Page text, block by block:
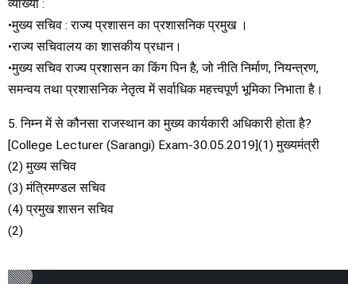
व्याख्या :
•मुख्य सचिव : राज्य प्रशासन का प्रशासनिक प्रमुख ।
•राज्य सचिवालय का शासकीय प्रधान।
•मुख्य सचिव राज्य प्रशासन का किंग पिन है, जो नीति निर्माण, नियन्त्रण,
समन्वय तथा प्रशासनिक नेतृत्व में सर्वाधिक महत्त्वपूर्ण भूमिका निभाता है।
5. निम्न में से कौनसा राजस्थान का मुख्य कार्यकारी अधिकारी होता है?
[College Lecturer (Sarangi) Exam-30.05.2019](1) मुख्यमंत्री
(2) मुख्य सचिव
(3) मंत्रिमण्डल सचिव
(4) प्रमुख शासन सचिव
(2)